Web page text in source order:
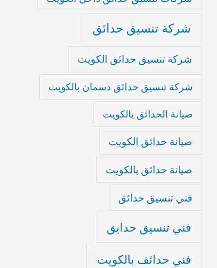
شركة تنسيق حدائق
شركة تنسيق حدائق الكويت
شركة تنسيق حدائق دسمان بالكويت
صيانة الحدائق بالكويت
صيانة حدائق الكويت
صيانة حدائق بالكويت
فني تنسيق حدائق
فني تنسيق حدايق
فني حدائف بالكويت